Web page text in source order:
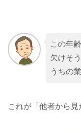
この年
欠けそう
うちの
これが「他者から見